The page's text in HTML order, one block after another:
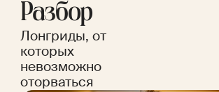
Разбор
Лонгриды, от
которых
невозможно
оторваться